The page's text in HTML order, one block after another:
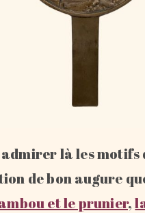
admirer là les motifs
de bon augure
et le prunier,